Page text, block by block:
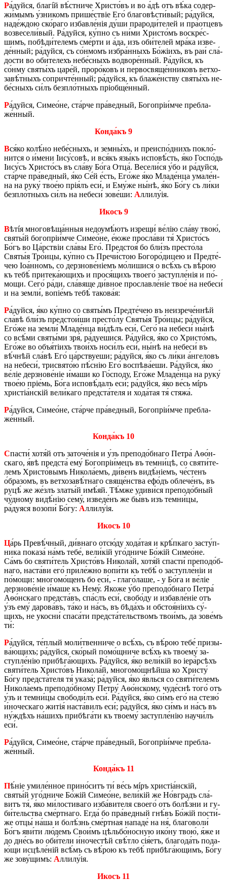
Ра́дуй­ся, благíй вѣ́ст­ни­че Хри­сто́въ и во а́дѣ отъ вѣ́ка со­дер­
жи́­мымъ у́з­ни­комъ при­ше́­ствіе Его́ бла­го­вѣ­сти́­вый; ра́дуй­ся,
на­де́­ждою ско́­ра­го из­ба­вле́нія ду́ши пра­ро­ди́­те­лей и пра́­о­тцевъ
воз­ве­се­ли́­вый. Ра́дуй­ся, ку́п­но съ ни́ми Хри­сто́мъ во­скре́с­
шимъ, по­бѣ­ди́­те­лемъ сме́р­ти и а́да, изъ оби́­те­лей мра́­ка из­ве­
де́н­ный; ра́дуй­ся, съ со́н­момъ из­бра́н­ныхъ Бо́жіихъ, въ раи́ сла́­
до­сти во оби́­те­лехъ не­бе́с­ныхъ во­дво­ре́н­ный. Ра́дуй­ся, къ
со́нму святы́хъ ца­ре́й, про­ро́­ковъ и пер­во­свяще́н­ни­ковъ ве­тхо­
за­вѣ́т­ныхъ со­при­чте́н­ный; ра́дуй­ся, къ бла­же́н­ству святы́хъ не­
бе́с­ныхъ си́лъ без­пло́т­ныхъ пріо­бще́н­ный.
Ра́дуй­ся, Си­ме­о́­не, ста́р­че пра́­вед­ный, Бо­го­пріи́м­че пре­бла­
же́н­ный.
Кон­да́къ 9
Вся́ко ко­лѣ́­но не­бе́с­ныхъ, и зем­ны́хъ, и пре­и­спо́д­нихъ по­кло́­
нит­ся о и́ме­ни Іису́­со­вѣ, и вся́къ язы́къ ис­по­вѣ́сть, я́ко Го­спо́дь
Іису́съ Хри­сто́съ въ сла́ву Бо́га Отца́. Ве­се­ли́ся у́бо и ра́дуй­ся,
ста́р­че пра́­вед­ный, я́ко Се́й е́сть, Его́­же я́ко Мла­де́н­ца ума­ле́н­
на на руку́ тво­е́ю прія́лъ еси́, и Ему́­же ны́нѣ, я́ко Бо́гу съ ли́ки
без­пло́т­ныхъ си́лъ на не­бе­си́ зо­ве́­ши: Алли­лу́ія.
Икосъ 9
Вѣтíя мно­го­вѣ­ща́н­ныя не­доу­мѣ́­ютъ из­ре­щи́ ве́лію сла́ву твою́,
святы́й бо­го­пріи́м­че Си­ме­о́­не, е́юже про­сла́­ви тя́ Хри­сто́съ
Бо́гъ во Ца́рствіи сла́­вы Его́. Пред­стоя́ бо бли́зъ пре­сто́­ла
Святы́я Тро́­и­цы, ку́п­но съ Пре­чи́­стою Бо­го­ро́­ди­цею и Пред­те́­
чею Іо­а́н­номъ, со дер­зно­ве́ніемъ мо́­ли­ши­ся о всѣ́хъ съ вѣ́­рою
къ тебѣ́ при­те­ка́­ю­щихъ и прося́щихъ тво­е­го́ за­ступле́нія и по́­
мо­щи. Сего́ ра́ди, сла́вяще ди́в­ное про­слав­ле́ніе твое́ на не­бе­си́
и на зе­мли́, во­піе́мъ тебѣ́ та­ко­ва́я:
Ра́дуй­ся, я́ко ку́п­но со святы́мъ Пред­те́­чею въ не­из­ре­че́н­нѣй
сла́­вѣ бли́зъ пред­сто­и́­ши пре­сто́лу Святы́я Тро́­и­цы; ра́дуй­ся,
Его́­же на зе­мли́ Мла­де́н­ца ви́­дѣлъ еси́, Сего́ на не­бе­си́ ны́нѣ
со всѣ́­ми святы́ми зря́, ра́дуе­ши­ся. Ра́дуй­ся, я́ко со Хри­сто́мъ,
Его́­же во объя́тіихъ тво­и́хъ но­си́лъ еси́, ны́нѣ на не­бе­си́ въ
вѣ́ч­нѣй сла́­вѣ Его́ ца́рствуе­ши; ра́дуй­ся, я́ко съ ли́ки а́н­ге­ловъ
на не­бе­си́, трисвято́ю пѣ́снію Его́ вос­пѣ­ва́­е­ши. Ра́дуй­ся, я́ко
ве́ліе дер­зно­ве́ніе и́ма­ши ко Го́­спо­ду, Его́­же Мла­де́н­ца на руку́
тво­е́ю прі­е́мь, Бо́га ис­по­вѣ́­далъ еси́; ра́дуй­ся, я́ко ве́сь мíръ
хри­стіа́н­скій ве­ли́­ка­го пред­ста́­теля и хо­да́­тая тя́ стяжа́.
Ра́дуй­ся, Си­ме­о́­не, ста́р­че пра́­вед­ный, Бо­го­пріи́м­че пре­бла­
же́н­ный.
Кон­да́къ 10
Спа­сти́ хотя́й отъ за­то­че́нія и у́зъ пре­по­до́б­на­го Пе­тра́ Аѳо́н­
ска­го, я́вѣ пред­ста́ ему́ Бо­го­пріи́­мецъ въ тем­ни́­цѣ, со святи́­те­
лемъ Хри­сто́­вымъ Ни­ко­ла́­емъ, ди́­венъ ви­дѣ́­ніемъ, че́­стенъ
о́бра­зомъ, въ ве­тхо­за­вѣ́т­на­го свяще́н­ства ефо́дъ об­ле­че́нъ, въ
руцѣ́ же же́злъ зла­ты́й имѣ́яй. Тѣ́м­же уди­ви́ся пре­по­до́б­ный
чу́д­но­му ви­дѣ́­нію сему́, из­ве­де́нъ же бы́въ изъ тем­ни́­цы,
ра́дуяся во­зо­пи́ Бо́гу: Алли­лу́ія.
Икосъ 10
Ца́рь Пре­вѣ́ч­ный, ди́в­на­го от­сю́­ду хо­да́­тая и крѣ́п­ка­го за­сту́п­
ни­ка по­ка­за́ на́мъ тебе́, ве­ли́кій уго́д­ни­че Бо́жій Си­ме­о́­не.
Са́мъ бо святи́­тель Хри­сто́въ Ни­ко­ла́й, хотя́й спа­сти́ пре­по­до́б­
на­го, на­ста́­ви его́ при­ле́ж­но во­пи́­ти къ тебѣ́ о за­ступле́ніи и
по́­мо­щи: мно­го­мо́­щенъ бо еси́, - гла­го́­ла­ше, - у Бо́га и ве́ліе
дер­зно­ве́ніе и́ма­ше къ Нему́. Якоже у́бо пре­по­до́б­на­го Пе­тра́
Аѳо́н­ска­го пред­ста́въ, спа́слъ еси́, сво­бо́ду и из­ба­вле́ніе отъ
у́зъ ему́ да­ро­ва́въ, та́ко и на́съ, въ бѣ­да́хъ и обстоя́ніихъ су́­
щихъ, не укос­ни́ спа­са́­ти пред­ста́­тель­ствомъ тво­и́мъ, да зо­ве́мъ
ти́:
Ра́дуй­ся, те́­плый мо­ли́­твен­ни­че о всѣ́хъ, съ вѣ́­рою тебе́ при­зы­
ва́­ю­щихъ; ра́дуй­ся, ско́­рый по­мо́щ­ни­че всѣ́хъ къ тво­е­му́ за­
ступле́нію при­бѣ­га́­ю­щихъ. Ра́дуй­ся, я́ко ве­ли́кій во іе­ра́р­сѣхъ
святи́­тель Хри­сто́въ Ни­ко­ла́й, мно­го­мо́щ­нѣй­ша ко Хри­сту́
Бо́гу пред­ста́­теля тя́ ука­за́; ра́дуй­ся, я́ко я́влься со святи́­те­лемъ
Ни­ко­ла́­емъ пре­по­до́б­но­му Пе­тру́ Аѳо́н­ско­му, чу­де́с­нѣ того́ отъ
у́зъ и тем­ни́­цы сво­бо­ди́лъ еси́. Ра́дуй­ся, я́ко си́мъ его́ на сте­зю́
и́но­че­ска­го житія́ на­ста́­вилъ еси́; ра́дуй­ся, я́ко си́мъ и на́съ въ
ну́­ждѣхъ на́­шихъ при­бѣ­га́­ти къ тво­е­му́ за­ступле́нію нау­чи́лъ
еси́.
Ра́дуй­ся, Си­ме­о́­не, ста́р­че пра́­вед­ный, Бо­го­пріи́м­че пре­бла­
же́н­ный.
Кон­да́къ 11
Пѣ́ніе уми­ле́н­ное при­но́­ситъ ти́ ве́сь мíръ хри­стіа́н­скій,
святы́й уго́д­ни­че Бо́жій Си­ме­о́­не, ве­ли́кій же Но́в­градъ сла́­
витъ тя́, я́ко ми́­ло­сти­ва­го из­ба́­ви­теля сво­е­го́ отъ бо­лѣ́­зни и гу­
би́­тель­ства сме́рт­на­го. Егда́ бо пра́­вед­ный гнѣ́въ Бо́жій по­сти́­
же отцы́ на́ша и бо­лѣ́знь сме́рт­ная на­па­де́ на ня́, бла­го­во­ли́
Бо́гъ яви́ти лю́­демъ Сво­и́мъ цѣль­бо́­носную ико́ну твою́, я́же и
до дне́сь во оби́­те­ли и́но­че­стѣй свѣ́т­ло сія́етъ, бла­го­да́ть по­да­
ю́­щи ис­цѣ­ле́ній всѣ́мъ съ вѣ́­рою къ тебѣ́ при­бѣ­га́­ю­щимъ, Бо́гу
же зо­ву́­щимъ: Алли­лу́ія.
Икосъ 11